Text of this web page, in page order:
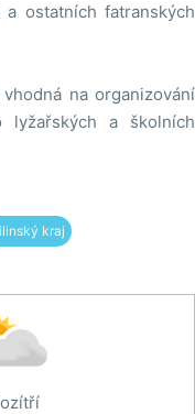
ostatních fatranských
na organizování
lyžařských a školních
kraj